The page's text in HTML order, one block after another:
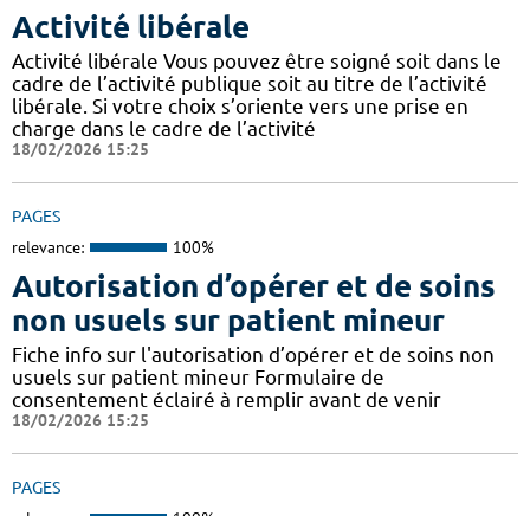
Activité libérale
Activité libérale Vous pouvez être soigné soit dans le
cadre de l’activité publique soit au titre de l’activité
libérale. Si votre choix s’oriente vers une prise en
charge dans le cadre de l’activité
18/02/2026 15:25
PAGES
relevance: 100%
Autorisation d’opérer et de soins
non usuels sur patient mineur
Fiche info sur l'autorisation d’opérer et de soins non
usuels sur patient mineur Formulaire de
consentement éclairé à remplir avant de venir
18/02/2026 15:25
PAGES